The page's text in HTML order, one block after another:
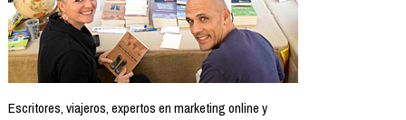
Escritores, viajeros, expertos en marketing online y